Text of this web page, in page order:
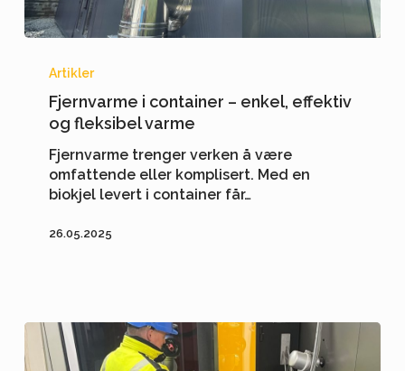
enkel,
effektiv
fleksibel
Artikler
Fjernvarme i container – enkel, effektiv
og fleksibel varme
Fjernvarme trenger verken å være
omfattende eller komplisert. Med en
biokjel levert i container får…
26.05.2025